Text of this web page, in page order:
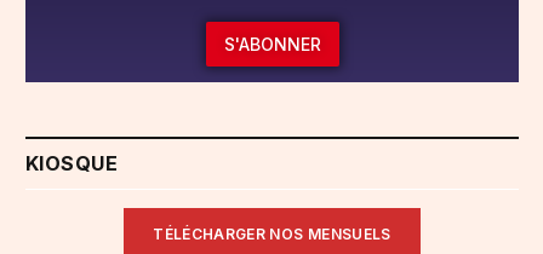
S'ABONNER
KIOSQUE
TÉLÉCHARGER NOS MENSUELS